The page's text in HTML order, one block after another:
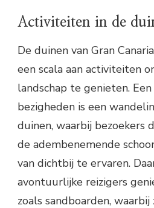
Activiteiten in de
De duinen van Gran
een scala aan activiteiten
landschap te genieten.
bezigheden is een
duinen, waarbij bezoekers
de adembenemende
van dichtbij te ervaren.
avontuurlijke reizigers
zoals sandboarden,